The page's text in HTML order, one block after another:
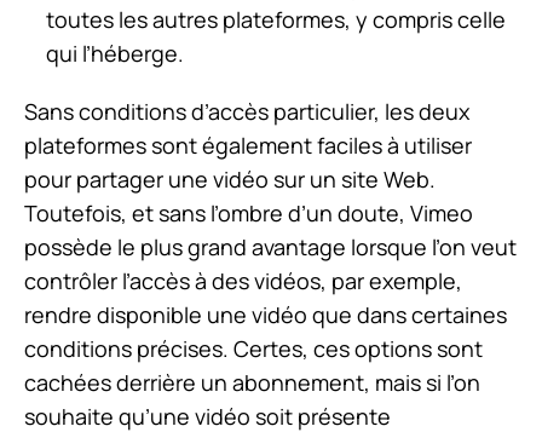
toutes les autres plateformes, y compris celle
qui l’héberge.
Sans conditions d’accès particulier, les deux
plateformes sont également faciles à utiliser
pour partager une vidéo sur un site Web.
Toutefois, et sans l’ombre d’un doute, Vimeo
possède le plus grand avantage lorsque l’on veut
contrôler l’accès à des vidéos, par exemple,
rendre disponible une vidéo que dans certaines
conditions précises. Certes, ces options sont
cachées derrière un abonnement, mais si l’on
souhaite qu’une vidéo soit présente